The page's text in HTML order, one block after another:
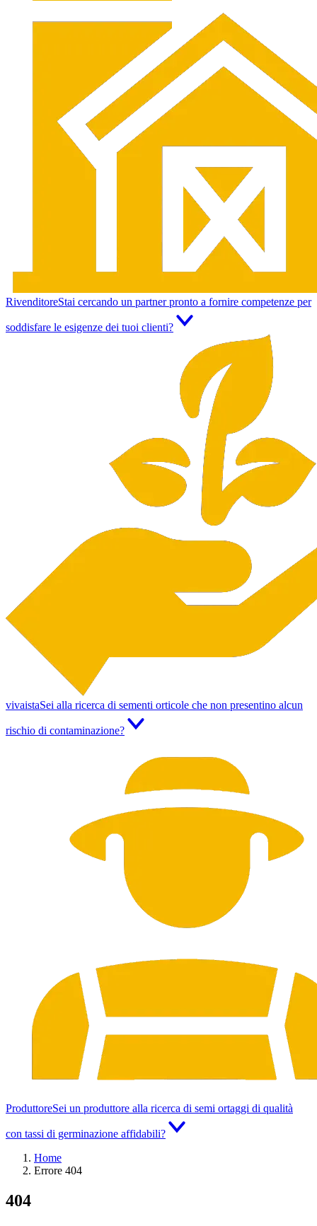
RivenditoreStai cercando un partner pronto a fornire competenze per
soddisfare le esigenze dei tuoi clienti?
vivaistaSei alla ricerca di sementi orticole che non presentino alcun
rischio di contaminazione?
ProduttoreSei un produttore alla ricerca di semi ortaggi di qualità
con tassi di germinazione affidabili?
Home
Errore 404
404